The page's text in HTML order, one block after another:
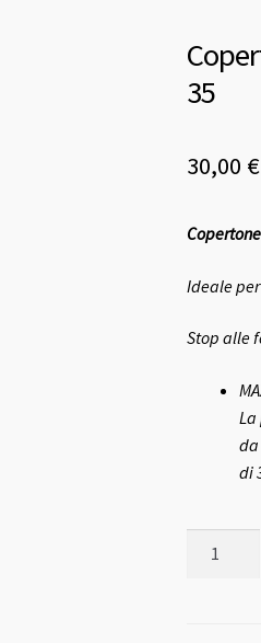
35
30,00 €
Ideale
Stop alle
La
da
di